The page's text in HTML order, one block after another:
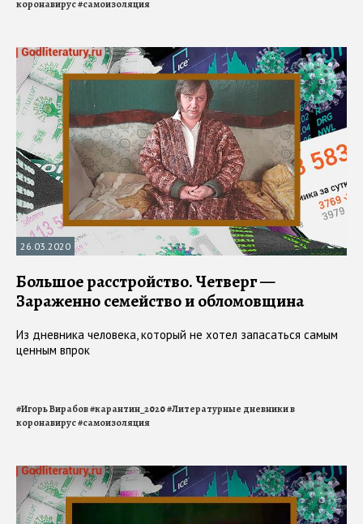
коронавирус#самоизоляция
26.03.2020
Большое расстройство. Четверг —
Зараженно семейство и обломовщина
Из дневника человека, который не хотел запасаться самым
ценным впрок
#Игорь Вирабов#карантин_2020#Литературные дневники в
коронавирус#самоизоляция